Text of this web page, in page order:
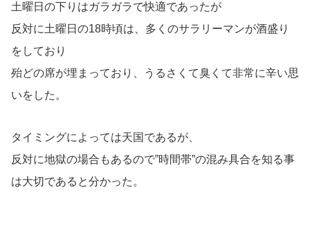
土曜日の下りはガラガラで快適であったが
反対に土曜日の18時頃は、多くのサラリーマンが酒盛り
をしており
殆どの席が埋まっており、うるさくて臭くて非常に辛い思
いをした。
タイミングによっては天国であるが、
反対に地獄の場合もあるので”時間帯”の混み具合を知る事
は大切であると分かった。